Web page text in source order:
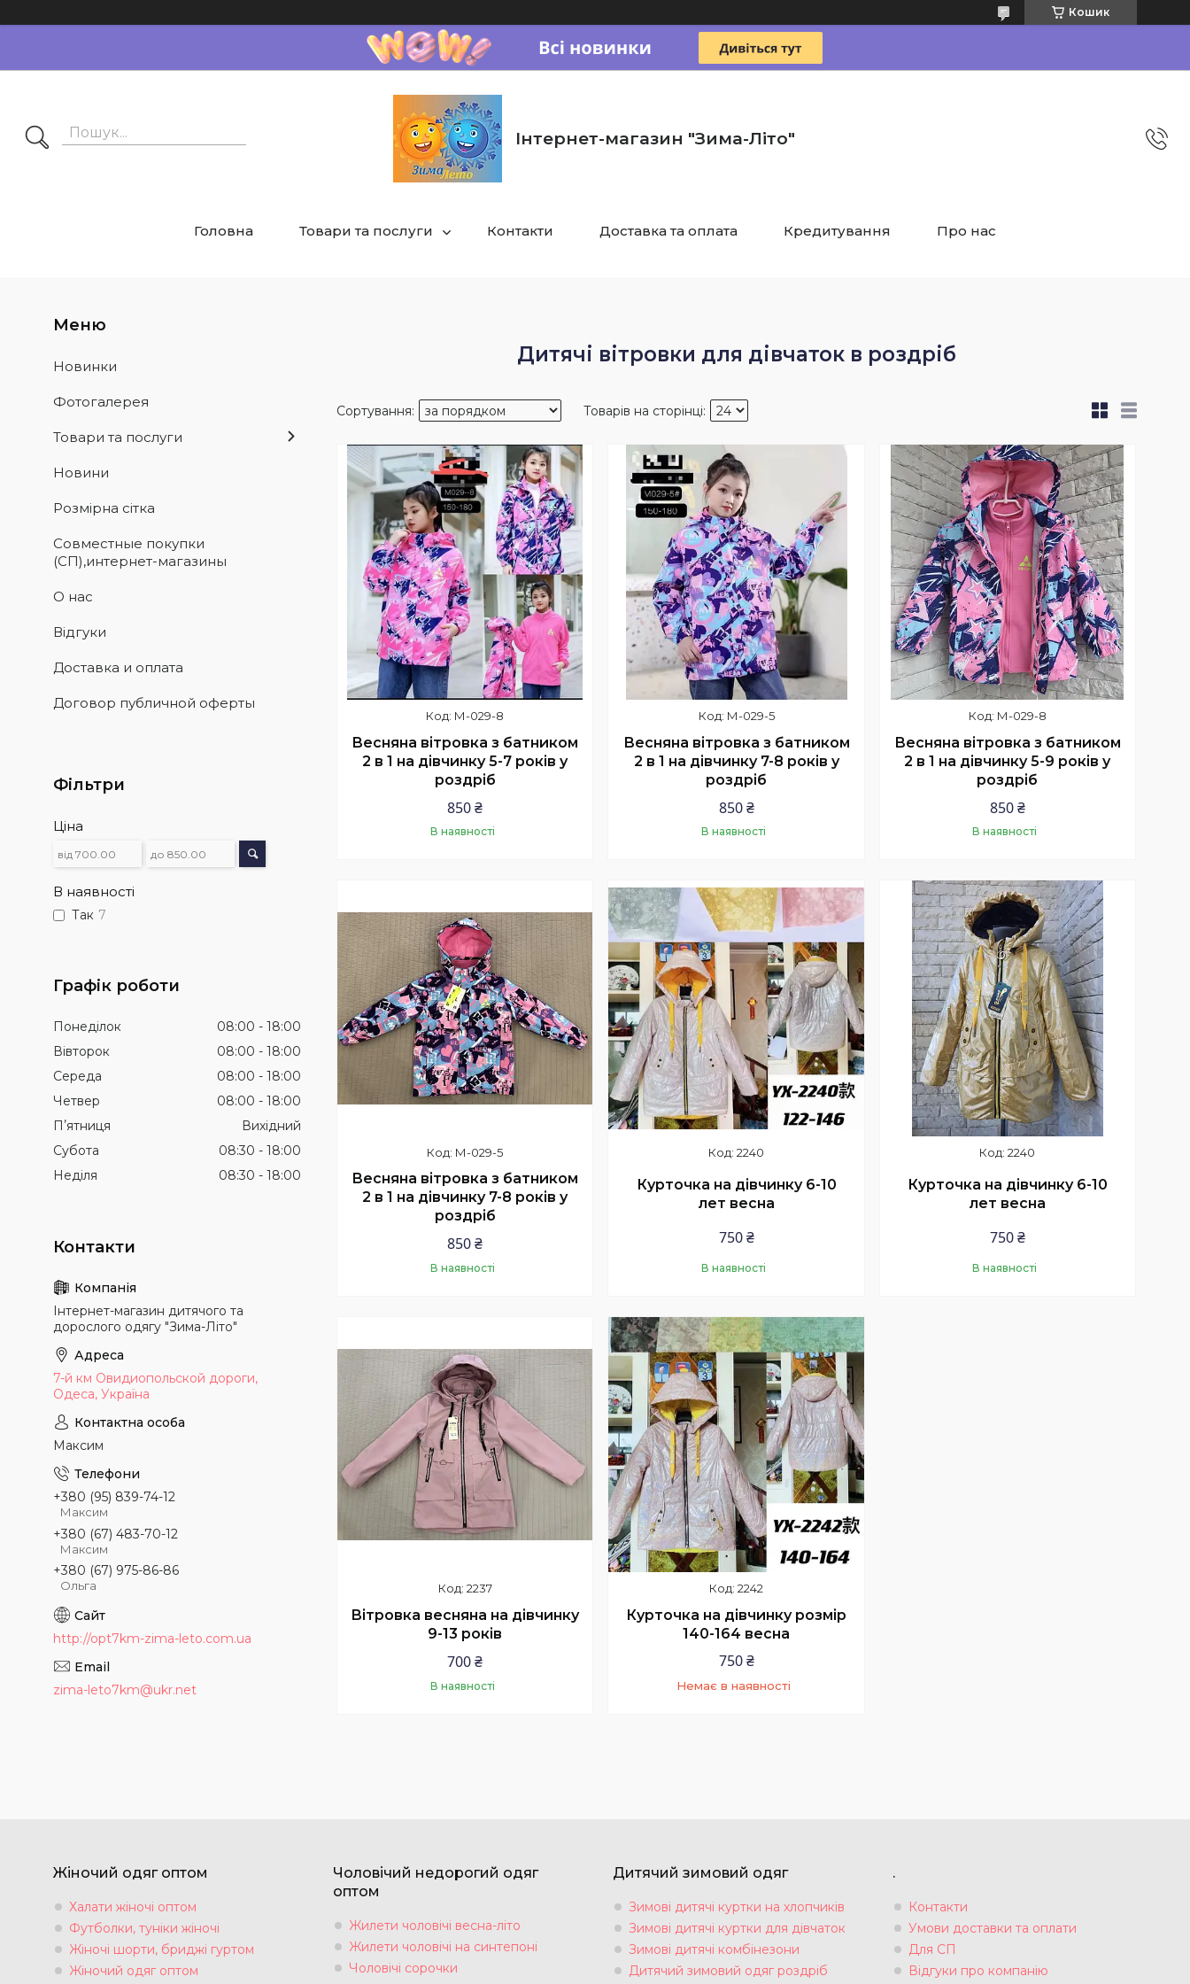
Кошик
Інтернет-магазин "Зима-Літо"
Головна Товари та послуги Контакти Доставка та оплата Кредитування Про нас
Дитячі вітровки для дівчаток в роздріб
М-029-8
Весняна вітровка з батником
2 в 1 на дівчинку 5-7 років у
роздріб
850 ₴
В наявності
М-029-5
Весняна вітровка з батником
2 в 1 на дівчинку 7-8 років у
роздріб
850 ₴
В наявності
Купити
М-029-8
Весняна вітровка з батником
2 в 1 на дівчинку 5-9 років у
роздріб
850 ₴
В наявності
Купити
М-029-5
Весняна вітровка з батником
2 в 1 на дівчинку 7-8 років у
роздріб
850 ₴
В наявності
2240
Курточка на дівчинку 6-10
лет весна
750 ₴
В наявності
Купити
2240
Курточка на дівчинку 6-10
лет весна
750 ₴
В наявності
2237
Вітровка весняна на дівчинку
9-13 років
700 ₴
В наявності
2242
Курточка на дівчинку розмір
140-164 весна
750 ₴
Немає в наявності
Новинки
Фотогалерея
Товари та послуги
Новини
Розмiрна сiтка
Совместные покупки
(СП),интернет-магазины
О нас
Вiдгуки
Доставка и оплата
Договор публичной оферты
Фільтри
Ціна
В наявності
Так 7
Графік роботи
Понеділок 08:00
18:00
Вівторок
08:00
18:00
Середа
08:00
18:00
Четвер
08:00
18:00
Пʼятниця
Вихідний
Субота
08:30
18:00
Неділя
08:30 18:00
Інтернет-магазин дитячого та
дорослого одягу "Зима-Літо"
7-й км Овидиопольской дороги,
Одеса, Україна
Максим
+380 (95) 839-74-12
Максим
+380 (67) 483-70-12
Максим
+380 (67) 975-86-86
Ольга
http://opt7km-zima-leto.com.ua
zima-leto7km@ukr.net
Жіночий одяг оптом
Халати жіночі оптом
Футболки, туніки жіночі
Жіночі шорти, бриджі гуртом
Жіночий одяг оптом
Чоловічий недорогий одяг
оптом
Жилети чоловічі весна-літо
Жилети чоловічі на синтепоні
Чоловічі сорочки
Дитячий зимовий одяг
Зимові дитячі куртки на хлопчиків
Зимові дитячі куртки для дівчаток
Зимові дитячі комбінезони
Дитячий зимовий одяг роздріб
.
Контакти
Умови доставки та оплати
Для СП
Відгуки про компанію